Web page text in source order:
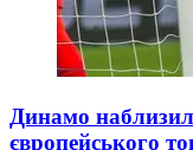
Динамо
європейського